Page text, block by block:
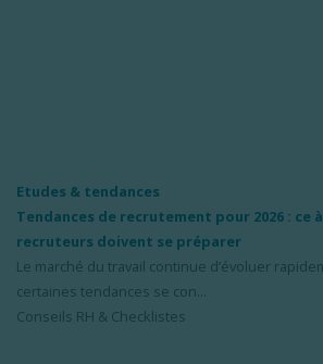
Etudes & tendances
Tendances de recrutement pour 2026 : ce
recruteurs doivent se préparer
Le marché du travail continue d’évoluer
certaines tendances se con...
Conseils RH & Checklistes